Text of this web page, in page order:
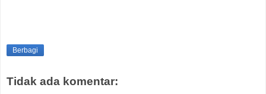
Berbagi
Tidak ada komentar: